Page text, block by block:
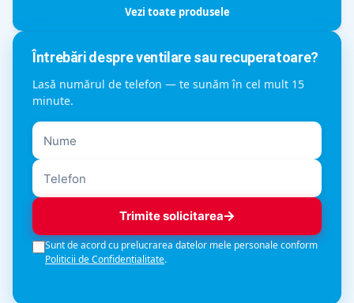
Vezi toate produsele
Întrebări despre ventilare sau recuperatoare?
Lasă numărul de telefon — te sunăm în cel mult 15
minute.
Trimite solicitarea
Sunt de acord cu prelucrarea datelor mele personale conform
Politicii de Confidențialitate.